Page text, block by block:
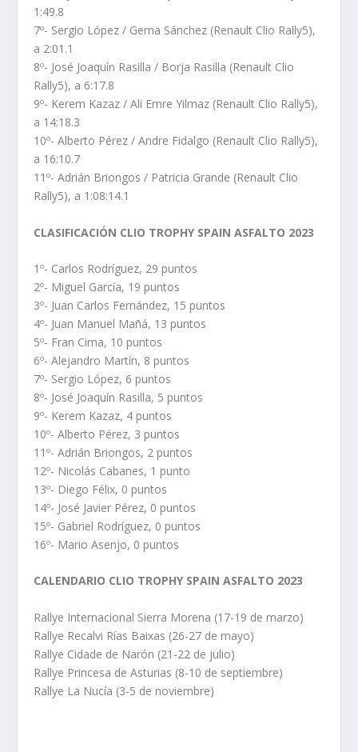
1:49.8
7º- Sergio López / Gema Sánchez (Renault Clio Rally5),
a 2:01.1
8º- José Joaquín Rasilla / Borja Rasilla (Renault Clio
Rally5), a 6:17.8
9º- Kerem Kazaz / Ali Emre Yilmaz (Renault Clio Rally5),
a 14:18.3
10º- Alberto Pérez / Andre Fidalgo (Renault Clio Rally5),
a 16:10.7
11º- Adrián Briongos / Patricia Grande (Renault Clio
Rally5), a 1:08:14.1
CLASIFICACIÓN CLIO TROPHY SPAIN ASFALTO 2023
1º- Carlos Rodríguez, 29 puntos
2º- Miguel García, 19 puntos
3º- Juan Carlos Fernández, 15 puntos
4º- Juan Manuel Mañá, 13 puntos
5º- Fran Cima, 10 puntos
6º- Alejandro Martín, 8 puntos
7º- Sergio López, 6 puntos
8º- José Joaquín Rasilla, 5 puntos
9º- Kerem Kazaz, 4 puntos
10º- Alberto Pérez, 3 puntos
11º- Adrián Briongos, 2 puntos
12º- Nicolás Cabanes, 1 punto
13º- Diego Félix, 0 puntos
14º- José Javier Pérez, 0 puntos
15º- Gabriel Rodríguez, 0 puntos
16º- Mario Asenjo, 0 puntos
CALENDARIO CLIO TROPHY SPAIN ASFALTO 2023
Rallye Internacional Sierra Morena (17-19 de marzo)
Rallye Recalvi Rías Baixas (26-27 de mayo)
Rallye Cidade de Narón (21-22 de julio)
Rallye Princesa de Asturias (8-10 de septiembre)
Rallye La Nucía (3-5 de noviembre)